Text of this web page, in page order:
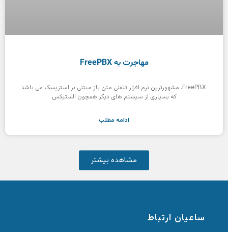
مهاجرت به FreePBX
FreePBX، مشهورترین نرم افزار تلفنی متن باز مبتنی بر استریسک می باشد
که بسیاری از سیستم های دیگر همچون الستیکس
ادامه مطلب
مشاهده بیشتر
ساعیان ارتباط